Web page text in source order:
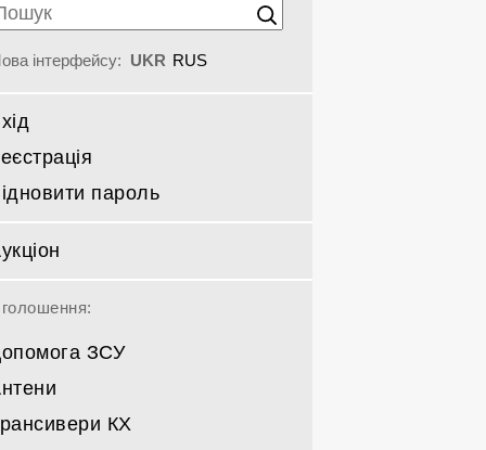
інтерфейсу: UKR RUS
пароль
ЗСУ
Спрямовані КВ
КХ